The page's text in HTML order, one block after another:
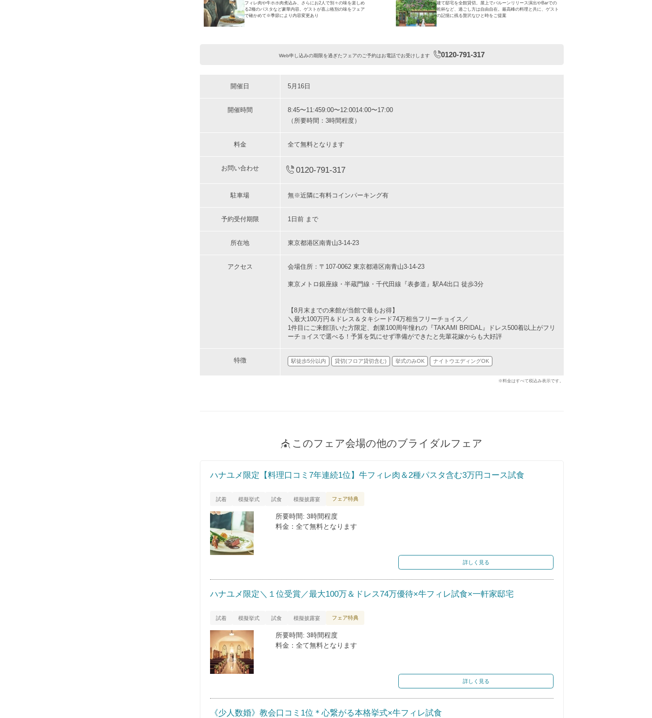
フィレ肉や牛ホホ肉煮込み、さらにお2人で別々の味を楽しめ
る2種のパスタなど豪華内容。ゲストが喜ぶ格別の味をフェア
で確かめて※季節により内容変更あり
建て邸宅を全館貸切。屋上でバルーンリリース演出やBarでの
乾杯など、過ごし方は自由自在。最高峰の料理と共に、ゲスト
の記憶に残る贅沢なひと時をご提案
Web申し込みの期限を過ぎたフェアのご予約はお電話でお受けします 0120-791-317
開催日 5月16日
開催時間 8:45〜11:459:00〜12:0014:00〜17:00
（所要時間：3時間程度）
料金 全て無料となります
お問い合わせ 0120-791-317
駐車場 無※近隣に有料コインパーキング有
予約受付期限 1日前 まで
所在地 東京都港区南青山3-14-23
アクセス 会場住所：〒107-0062 東京都港区南青山3-14-23
東京メトロ銀座線・半蔵門線・千代田線『表参道』駅A4出口 徒歩3分
【8月末までの来館が当館で最もお得】
＼最大100万円＆ドレス＆タキシード74万相当フリーチョイス／
1件目にご来館頂いた方限定、創業100周年憧れの『TAKAMI BRIDAL』ドレス500着以上がフリ
ーチョイスで選べる！予算を気にせず準備ができたと先輩花嫁からも大好評
特徴 駅徒歩5分以内 貸切(フロア貸切含む) 挙式のみOK ナイトウエディングOK
※料金はすべて税込み表示です。
このフェア会場の他のブライダルフェア
ハナユメ限定【料理口コミ7年連続1位】牛フィレ肉＆2種パスタ含む3万円コース試食
試着 模擬挙式 試食 模擬披露宴 フェア特典
所要時間: 3時間程度
料金：全て無料となります
詳しく見る
ハナユメ限定＼１位受賞／最大100万＆ドレス74万優待×牛フィレ試食×一軒家邸宅
試着 模擬挙式 試食 模擬披露宴 フェア特典
所要時間: 3時間程度
料金：全て無料となります
詳しく見る
《少人数婚》教会口コミ1位＊心繋がる本格挙式×牛フィレ試食